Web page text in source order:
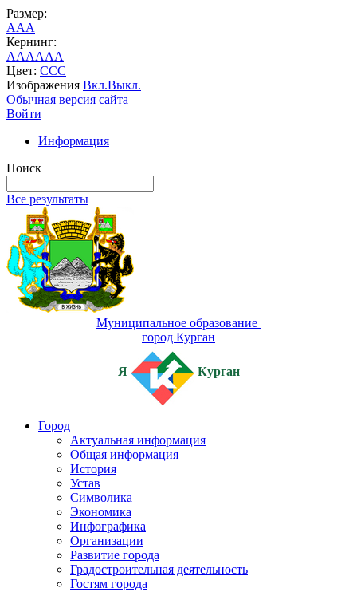
Размер:
AAA
Кернинг:
AAAAAA
Цвет: CCC
Изображения Вкл.Выкл.
Обычная версия сайта
Войти
Информация
Поиск
Все результаты
Муниципальное образование
город Курган
Я Курган
Город
Актуальная информация
Общая информация
История
Устав
Символика
Экономика
Инфографика
Организации
Развитие города
Градостроительная деятельность
Гостям города